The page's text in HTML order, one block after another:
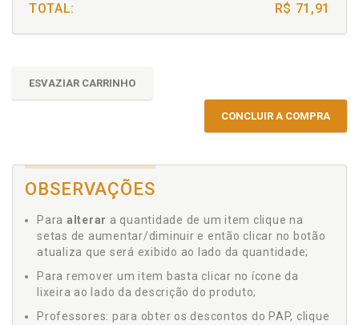
TOTAL: R$ 71,91
ESVAZIAR CARRINHO
CONCLUIR A COMPRA
OBSERVAÇÕES
Para alterar a quantidade de um item clique na
setas de aumentar/diminuir e então clicar no botão
atualiza que será exibido ao lado da quantidade;
Para remover um item basta clicar no ícone da
lixeira ao lado da descrição do produto;
Professores: para obter os descontos do PAP, clique